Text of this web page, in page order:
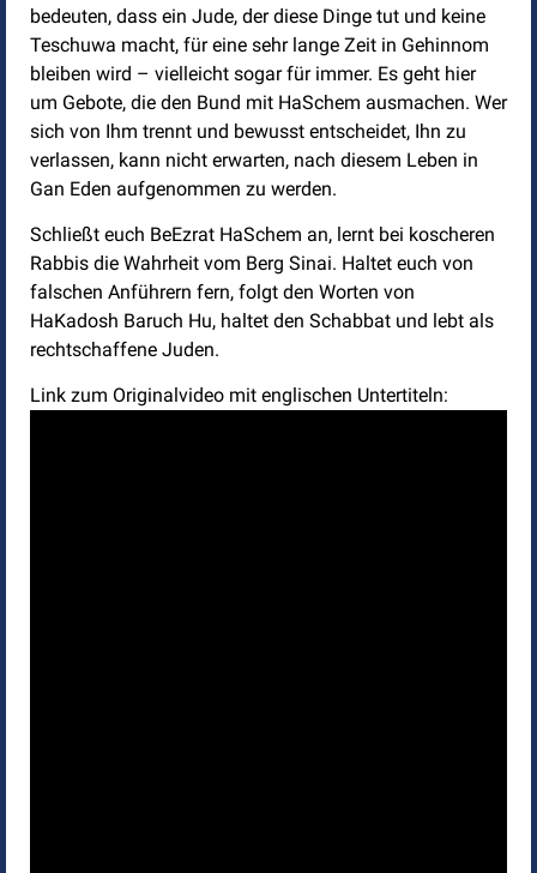
bedeuten, dass ein Jude, der diese Dinge tut und keine
Teschuwa macht, für eine sehr lange Zeit in Gehinnom
bleiben wird – vielleicht sogar für immer. Es geht hier
um Gebote, die den Bund mit HaSchem ausmachen. Wer
sich von Ihm trennt und bewusst entscheidet, Ihn zu
verlassen, kann nicht erwarten, nach diesem Leben in
Gan Eden aufgenommen zu werden.
Schließt euch BeEzrat HaSchem an, lernt bei koscheren
Rabbis die Wahrheit vom Berg Sinai. Haltet euch von
falschen Anführern fern, folgt den Worten von
HaKadosh Baruch Hu, haltet den Schabbat und lebt als
rechtschaffene Juden.
Link zum Originalvideo mit englischen Untertiteln: